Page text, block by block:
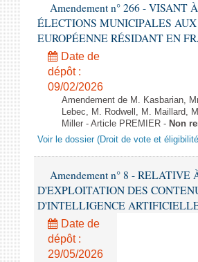
Amendement n° 266 -
ÉLECTIONS MUNICIPALES
EUROPÉENNE RÉSIDANT EN
Date de
dépôt :
09/02/2026
Amendement de M. Kasbarian,
Lebec, M. Rodwell, M. Maillard,
Miller - Article PREMIER - Non
Voir le dossier (Droit de vote et
Amendement n° 8 -
D'EXPLOITATION DES
D'INTELLIGENCE ARTIFICIELLE
Date de
dépôt :
29/05/2026